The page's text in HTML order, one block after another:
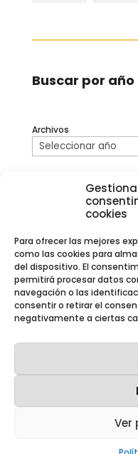
cookies
Para ofrecer las mejores
como las cookies para
del dispositivo. El
permitirá procesar datos
navegación o las
consentir o retirar el
negativamente a ciertas
Ver
Buscar por año
Archivos
Nuestras redes